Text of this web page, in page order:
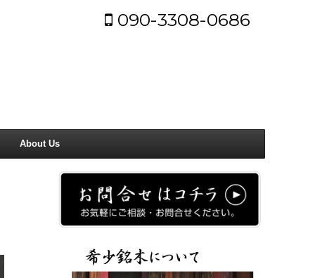
090-3308-0686
About Us